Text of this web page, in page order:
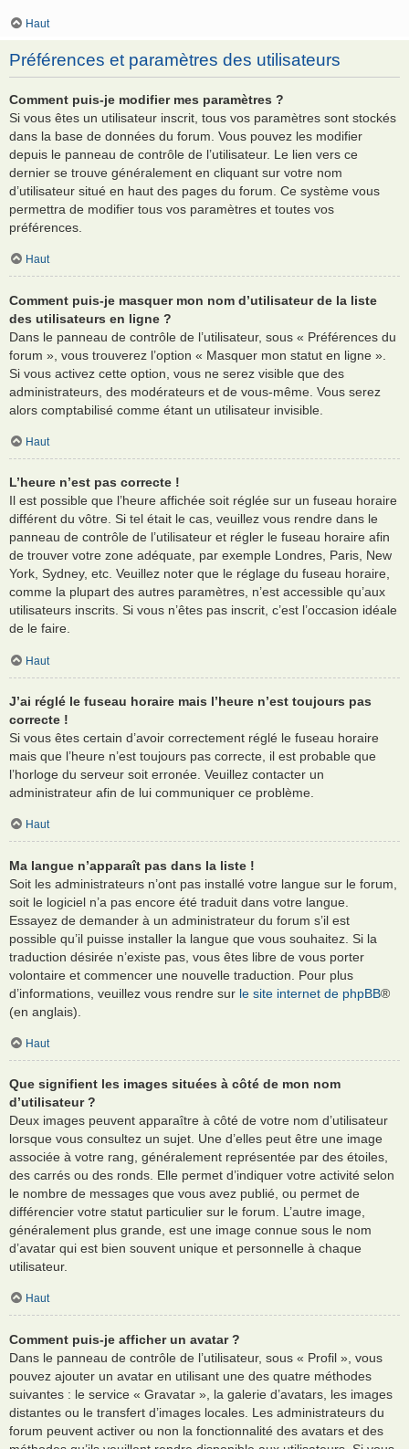
Haut
Préférences et paramètres des utilisateurs
Comment puis-je modifier mes paramètres ?
Si vous êtes un utilisateur inscrit, tous vos paramètres sont stockés
dans la base de données du forum. Vous pouvez les modifier
depuis le panneau de contrôle de l’utilisateur. Le lien vers ce
dernier se trouve généralement en cliquant sur votre nom
d’utilisateur situé en haut des pages du forum. Ce système vous
permettra de modifier tous vos paramètres et toutes vos
préférences.
Haut
Comment puis-je masquer mon nom d’utilisateur de la liste
des utilisateurs en ligne ?
Dans le panneau de contrôle de l’utilisateur, sous « Préférences du
forum », vous trouverez l’option « Masquer mon statut en ligne ».
Si vous activez cette option, vous ne serez visible que des
administrateurs, des modérateurs et de vous-même. Vous serez
alors comptabilisé comme étant un utilisateur invisible.
Haut
L’heure n’est pas correcte !
Il est possible que l’heure affichée soit réglée sur un fuseau horaire
différent du vôtre. Si tel était le cas, veuillez vous rendre dans le
panneau de contrôle de l’utilisateur et régler le fuseau horaire afin
de trouver votre zone adéquate, par exemple Londres, Paris, New
York, Sydney, etc. Veuillez noter que le réglage du fuseau horaire,
comme la plupart des autres paramètres, n’est accessible qu’aux
utilisateurs inscrits. Si vous n’êtes pas inscrit, c’est l’occasion idéale
de le faire.
Haut
J’ai réglé le fuseau horaire mais l’heure n’est toujours pas
correcte !
Si vous êtes certain d’avoir correctement réglé le fuseau horaire
mais que l’heure n’est toujours pas correcte, il est probable que
l’horloge du serveur soit erronée. Veuillez contacter un
administrateur afin de lui communiquer ce problème.
Haut
Ma langue n’apparaît pas dans la liste !
Soit les administrateurs n’ont pas installé votre langue sur le forum,
soit le logiciel n’a pas encore été traduit dans votre langue.
Essayez de demander à un administrateur du forum s’il est
possible qu’il puisse installer la langue que vous souhaitez. Si la
traduction désirée n’existe pas, vous êtes libre de vous porter
volontaire et commencer une nouvelle traduction. Pour plus
d’informations, veuillez vous rendre sur le site internet de phpBB®
(en anglais).
Haut
Que signifient les images situées à côté de mon nom
d’utilisateur ?
Deux images peuvent apparaître à côté de votre nom d’utilisateur
lorsque vous consultez un sujet. Une d’elles peut être une image
associée à votre rang, généralement représentée par des étoiles,
des carrés ou des ronds. Elle permet d’indiquer votre activité selon
le nombre de messages que vous avez publié, ou permet de
différencier votre statut particulier sur le forum. L’autre image,
généralement plus grande, est une image connue sous le nom
d’avatar qui est bien souvent unique et personnelle à chaque
utilisateur.
Haut
Comment puis-je afficher un avatar ?
Dans le panneau de contrôle de l’utilisateur, sous « Profil », vous
pouvez ajouter un avatar en utilisant une des quatre méthodes
suivantes : le service « Gravatar », la galerie d’avatars, les images
distantes ou le transfert d’images locales. Les administrateurs du
forum peuvent activer ou non la fonctionnalité des avatars et des